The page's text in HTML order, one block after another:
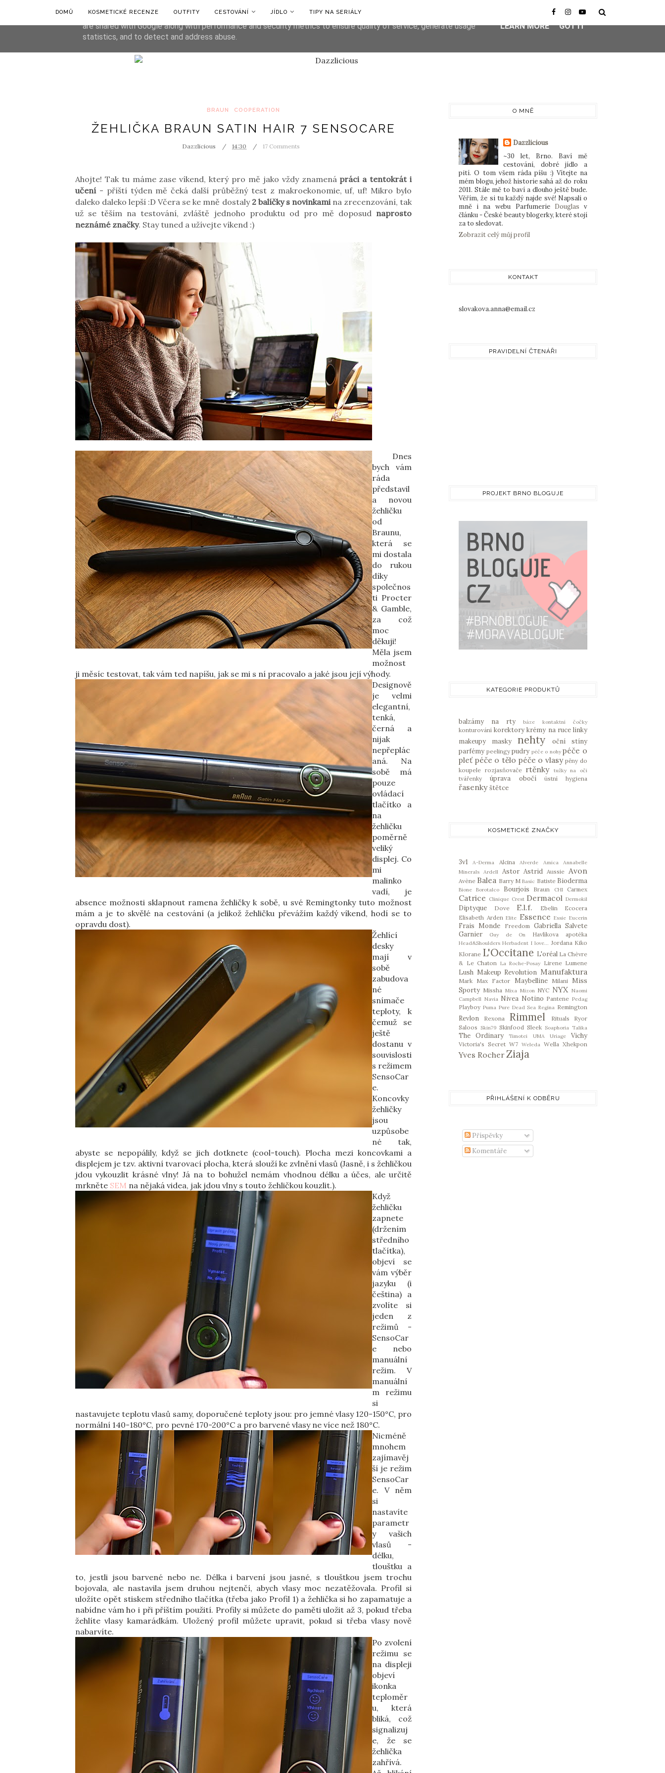
DOMŮ KOSMETICKÉ RECENZE OUTFITY CESTOVÁNÍ JÍDLO TIPY NA SERIÁLY
BRAUN COOPERATION
ŽEHLIČKA BRAUN SATIN HAIR 7 SENSOCARE
Dazzlicious 14:30 17 Comments
Ahojte! Tak tu máme zase víkend, který pro mě jako vždy znamená práci a tentokrát i
učení- příští týden mě čeká další průběžný test z makroekonomie, uf, uf! Mikro bylo
daleko daleko lepší :D Včera se ke mně dostaly 2 balíčky s novinkamina zrecenzování, tak
už se těším na testování, zvláště jednoho produktu od pro mě doposud naprosto
neznámé značky. Stay tuned a užívejte víkend :)
Dnes
bych vám
ráda
představil
a novou
žehličku
od
Braunu,
která se
mi dostala
do rukou
díky
společnos
ti Procter
& Gamble,
za což
moc
děkuji!
Měla jsem
možnost
ji měsíc testovat, tak vám ted napíšu, jak se mi s ní pracovalo a jaké jsou její výhody.
Designově
je velmi
elegantní,
tenká,
černá a
nijak
nepřeplác
aná. Na
sobě má
pouze
ovládací
tlačítko a
na
žehličku
poměrně
veliký
displej. Co
mi
malinko
vadí, je
absence možnosti sklapnout ramena žehličky k sobě, u své Remingtonky tuto možnost
mám a je to skvělé na cestování (a jelikož žehličku převážím každý víkend, hodí se to
opravdu dost).
Žehlící
desky
mají v
sobě
zabudova
né
snímače
teploty, k
čemuž se
ještě
dostanu v
souvislosti
s režimem
SensoCar
e.
Koncovky
žehličky
jsou
uzpůsobe
né tak,
abyste se nepopálily, když se jich dotknete (cool-touch). Plocha mezi koncovkami a
displejem je tzv. aktivní tvarovací plocha, která slouží ke zvlnění vlasů (Jasně, i s žehličkou
jdou vykouzlit krásné vlny! Já na to bohužel nemám vhodnou délku a účes, ale určitě
mrkněte SEM na nějaká videa, jak jdou vlny s touto žehličkou kouzlit.).
Když
žehličku
zapnete
(držením
středního
tlačítka),
objeví se
vám výběr
jazyku (i
čeština) a
zvolíte si
jeden z
režimů -
SensoCar
e nebo
manuální
režim. V
manuální
m režimu
si
nastavujete teplotu vlasů samy, doporučené teploty jsou: pro jemné vlasy 120-150°C, pro
normální 140-180°C, pro pevné 170-200°C a pro barvené vlasy ne více než 180°C.
Nicméně
mnohem
zajímavěj
ší je režim
SensoCar
e. V něm
si
nastavíte
parametr
y vašich
vlasů -
délku,
tlouštku a
to, jestli jsou barvené nebo ne. Délka i barvení jsou jasné, s tlouštkou jsem trochu
bojovala, ale nastavila jsem druhou nejtenčí, abych vlasy moc nezatěžovala. Profil si
uložíte opět stiskem středního tlačítka (třeba jako Profil 1) a žehlička si ho zapamatuje a
nabídne vám ho i při příštím použití. Profily si můžete do paměti uložit až 3, pokud třeba
žehlíte vlasy kamarádkám. Uložený profil můžete upravit, pokud si třeba vlasy nově
nabarvíte.
Po zvolení
režimu se
na displeji
objeví
ikonka
teploměr
u, která
bliká, což
signalizuj
e, že se
žehlička
zahřívá.
O MNĚ
Dazzlicious
~30 let, Brno. Baví mě
cestování, dobré jídlo a
pití. O tom všem ráda píšu :) Vítejte na
mém blogu, jehož historie sahá až do roku
2011. Stále mě to baví a dlouho ještě bude.
Věřím, že si tu každý najde své! Napsali o
mně i na webu Parfumerie Douglas v
článku - České beauty blogerky, které stojí
za to sledovat.
Zobrazit celý můj profil
KONTAKT
slovakova.anna@email.cz
PRAVIDELNÍ ČTENÁŘI
PROJEKT BRNO BLOGUJE
KATEGORIE PRODUKTŮ
balzámy na rty báze kontaktní čočky
konturování korektory krémy na ruce linky
makeupy
masky nehty
oční stíny
parfémy peelingy pudry péče o nohy péče o
pleť péče o tělo péče o vlasy pěny do
koupele rozjasňovače rtěnky tužky na oči
tvářenky úprava obočí ústní hygiena
řasenky štětce
KOSMETICKÉ ZNAČKY
3v1 A-Derma Alcina Alverde Amica
Annabelle
Minerals
Ardell Astor Astrid Aussie Avon
Avène Balea Barry M Basic Batiste Bioderma
Bione Borotalco Bourjois Braun CHI Carmex
Catrice Clinique Crest Dermacol Dermokil
Diptyque Dove E.l.f. Ebelin
Ecocera
Elisabeth Arden Elite Essence Essie Eucerin
Frais Monde Freedom Gabriella Salvete
Garnier
Guy de On Havlíkova apotéka
Head&Shoulders Herbadent I love... Jordana Kiko
Klorane L'Occitane L'oréal La Chèvre
& Le Chaton La Roche-Posay Lirene Lumene
Lush Makeup Revolution Manufaktura
Mark Max Factor Maybelline Milani
Miss
Sporty Missha Mixa Mizon NYC NYX Naomi
Campbell Navia Nivea Notino Pantene Pedag
Playboy Puma Pure Dead Sea Regina Remington
Revlon Rexona Rimmel Rituals
Ryor
Saloos
Skin79 Skinfood Sleek Soaphoria Talika
The Ordinary Timotei UMA Uriage Vichy
Victoria's Secret W7 Weleda Wella Xhekpon
Yves Rocher Ziaja
PŘIHLÁŠENÍ K ODBĚRU
Příspěvky
Komentáře
This site uses cookies from Google to deliver its services and to analyze traffic. Your IP address and user-agent
are shared with Google along with performance and security metrics to ensure quality of service, generate usage
statistics, and to detect and address abuse.
LEARN MORE GOT IT